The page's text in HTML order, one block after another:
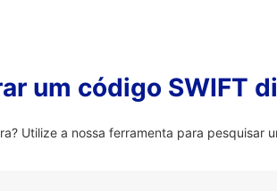
um código SWIFT
Utilize a nossa ferramenta para pesquisar